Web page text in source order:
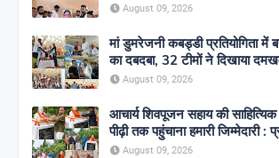
August 09, 2026
मां डुमरेजनी कबड्डी प्रतियोगिता
का दबदबा, 32 टीमों ने दिखाया
August 09, 2026
आचार्य शिवपूजन सहाय की
पीढ़ी तक पहुंचाना हमारी जिम्मेदारी :
August 09, 2026